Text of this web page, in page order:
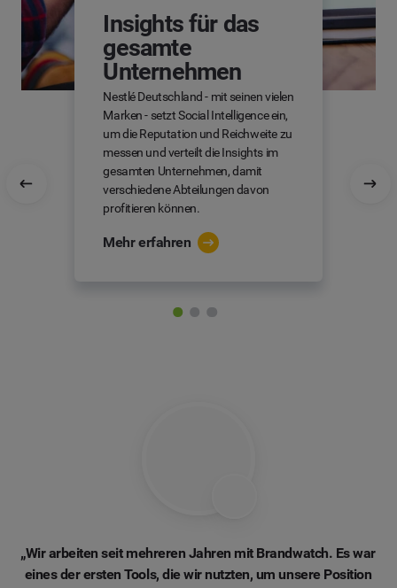
Insights für das
gesamte
Unternehmen
Nestlé Deutschland - mit seinen vielen
Marken - setzt Social Intelligence ein,
um die Reputation und Reichweite zu
messen und verteilt die Insights im
gesamten Unternehmen, damit
verschiedene Abteilungen davon
profitieren können.
Mehr erfahren
„Wir arbeiten seit mehreren Jahren mit Brandwatch. Es war
eines der ersten Tools, die wir nutzten, um unsere Position